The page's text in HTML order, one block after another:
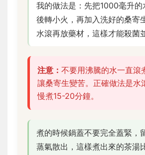
我的做法是：先把1000毫升的
後轉小火，再加入洗好的桑寄
水滾再放藥材，這樣才能殺菌
注意： 不要用沸騰的水一直滾
讓桑寄生變苦。正確做法是水
慢煮15-20分鐘。
煮的時候鍋蓋不要完全蓋緊，
蒸氣散出，這樣煮出來的茶湯